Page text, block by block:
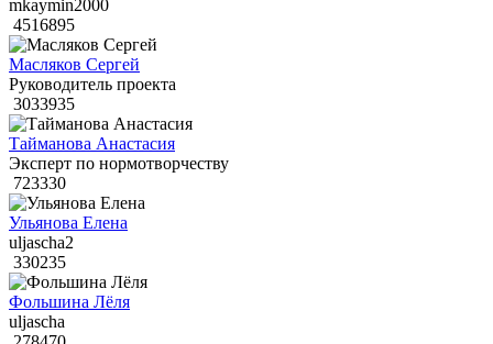
mkaymin2000
4516895
Масляков Сергей
Руководитель проекта
3033935
Тайманова Анастасия
Эксперт по нормотворчеству
723330
Ульянова Елена
uljascha2
330235
Фольшина Лёля
uljascha